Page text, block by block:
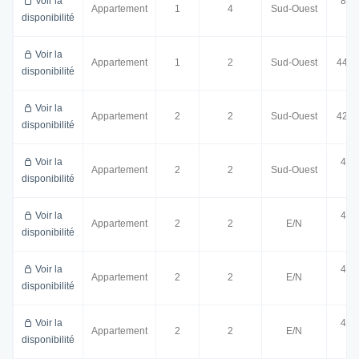
disponibilité
Appartement 1 4 Sud-Ouest
Voir la
disponibilité
Appartement 1 2 Sud-Ouest 44.4
Voir la
disponibilité
Appartement 2 2 Sud-Ouest 42.4
Voir la
disponibilité
Appartement 2 2 Sud-Ouest
Voir la
disponibilité
Appartement 2 2 E/N
Voir la
disponibilité
Appartement 2 2 E/N
Voir la
disponibilité
Appartement 2 2 E/N